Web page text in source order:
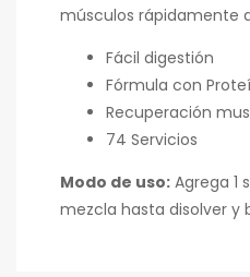
músculos rápidamente
Fácil digestión
Fórmula con
Recuperación
74 Servicios
Modo de uso: Agrega 1
mezcla hasta disolver